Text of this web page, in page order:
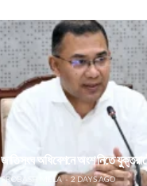
জাতিসংঘ অধিবেশনে অংশ নিতে
PROBASH MELA 2 DAYS AGO